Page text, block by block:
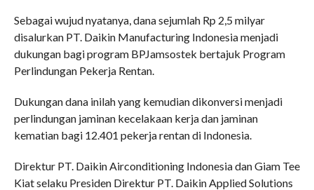
Sebagai wujud nyatanya, dana sejumlah Rp 2,5 milyar
disalurkan PT. Daikin Manufacturing Indonesia menjadi
dukungan bagi program BPJamsostek bertajuk Program
Perlindungan Pekerja Rentan.
Dukungan dana inilah yang kemudian dikonversi menjadi
perlindungan jaminan kecelakaan kerja dan jaminan
kematian bagi 12.401 pekerja rentan di Indonesia.
Direktur PT. Daikin Airconditioning Indonesia dan Giam Tee
Kiat selaku Presiden Direktur PT. Daikin Applied Solutions